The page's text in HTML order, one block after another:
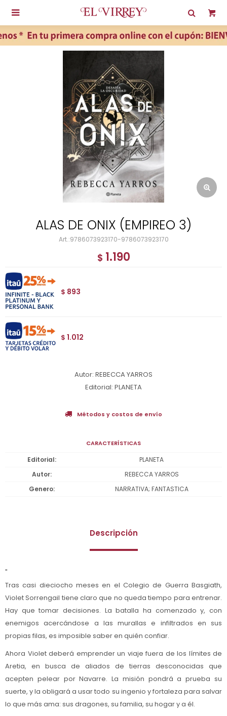

ALAS DE ONIX (EMPIREO 3)
9786073923170-9786073923170
$ 1.190
$ 893
$ 1.012
Autor: REBECCA YARROS
Editorial: PLANETA
Métodos y costos de envío
CARACTERÍSTICAS
Editorial
PLANETA
Autor
REBECCA YARROS
Genero
NARRATIVA; FANTASTICA
Descripción
"
Tras casi dieciocho meses en el Colegio de Guerra Basgiath,
Violet Sorrengail tiene claro que no queda tiempo para entrenar.
Hay que tomar decisiones. La batalla ha comenzado y, con
enemigos acercándose a las murallas e infiltrados en sus
propias filas, es imposible saber en quién confiar.
Ahora Violet deberá emprender un viaje fuera de los límites de
Aretia, en busca de aliados de tierras desconocidas que
acepten pelear por Navarre. La misión pondrá a prueba su
suerte, y la obligará a usar todo su ingenio y fortaleza para salvar
lo que más ama: sus dragones, su familia, su hogar y a él.